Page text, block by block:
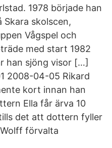
1978 började han
skolscen,
Vågspel och
med start 1982
han sjöng visor […]
2008-04-05 Rikard
kort innan han
Ella får ärva 10
det att dottern fyller
förvalta